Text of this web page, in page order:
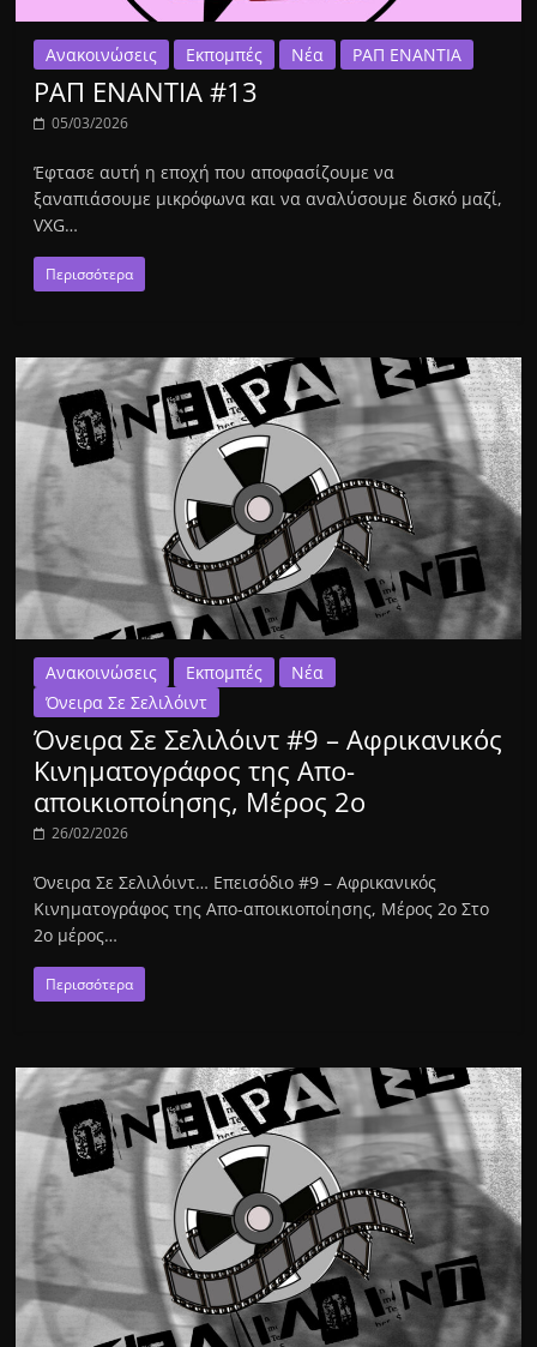
Ανακοινώσεις Εκπομπές Νέα ΡΑΠ ΕΝΑΝΤΙΑ
ΡΑΠ ΕΝΑΝΤΙΑ #13
05/03/2026
Έφτασε αυτή η εποχή που αποφασίζουμε να
ξαναπιάσουμε μικρόφωνα και να αναλύσουμε δισκό μαζί,
VXG…
Περισσότερα
Ανακοινώσεις Εκπομπές
Νέα
Όνειρα Σε Σελιλόιντ
Όνειρα Σε Σελιλόιντ #9 – Αφρικανικός
Κινηματογράφος της Απο-
αποικιοποίησης, Μέρος 2ο
26/02/2026
Όνειρα Σε Σελιλόιντ… Επεισόδιο #9 – Αφρικανικός
Κινηματογράφος της Απο-αποικιοποίησης, Μέρος 2ο Στο
2ο μέρος…
Περισσότερα